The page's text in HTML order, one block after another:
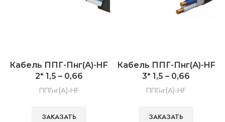
Кабель ППГ-Пнг(А)-HF
2* 1,5 – 0,66
ППГнг(А)-HF
ЗАКАЗАТЬ
Кабель ППГ-Пнг(А)-HF
3* 1,5 – 0,66
ППГнг(А)-HF
ЗАКАЗАТЬ